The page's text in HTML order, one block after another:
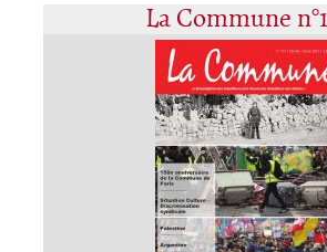
La Commune